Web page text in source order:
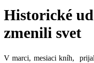
Historické
zmenili svet
V marci, mesiaci kníh,